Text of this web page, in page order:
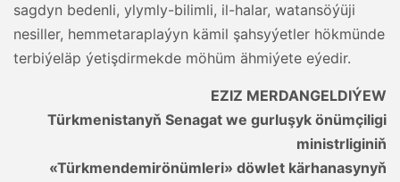
sagdyn bedenli, ylymly-bilimli, il-halar, watansöýüji
nesiller, hemmetaraplaýyn kämil şahsyýetler hökmünde
terbiýeläp ýetişdirmekde möhüm ähmiýete eýedir.
EZIZ MERDANGELDIÝEW
Türkmenistanyň Senagat we gurluşyk önümçiligi
ministrliginiň
«Türkmendemirönümleri» döwlet kärhanasynyň